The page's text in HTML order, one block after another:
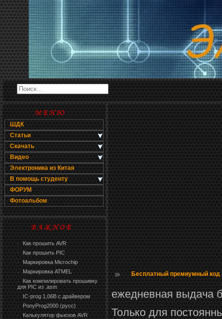
ШДК
Статьи
Скачать
Видео
Электроника из Китая
В помощь студенту
ФОРУМ
Фотоальбом
· Как прошить AVR
· Как прошить PIC
· Маркировка Microchip
· Маркировка ATMEL
·
Как компилировать прошивку
для PIC из .asm
· IC-prog 1,06В с драйвером
· PonyProg2000 (русс)
· Калькулятор фьюзов AVR
Бесплатный премиумный код
ежедневная выдача
Только для